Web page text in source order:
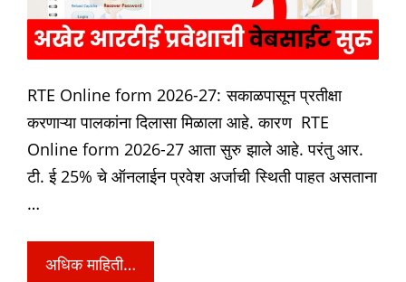
RTE Online form 2026-27: सकाळपासून प्रतीक्षा
करणाऱ्या पालकांना दिलासा मिळाला आहे. कारण RTE
Online form 2026-27 आता सुरु झाले आहे. परंतु आर.
टी. ई 25% चे ऑनलाईन प्रवेश अर्जाची स्थिती पाहत असताना
…
अधिक माहिती…